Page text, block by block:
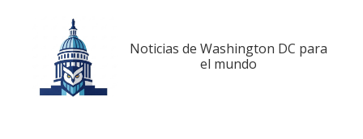
Noticias de Washington DC para
el mundo